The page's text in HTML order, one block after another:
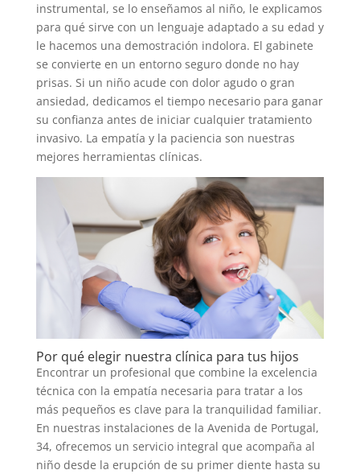
instrumental, se lo enseñamos al niño, le explicamos
para qué sirve con un lenguaje adaptado a su edad y
le hacemos una demostración indolora. El gabinete
se convierte en un entorno seguro donde no hay
prisas. Si un niño acude con dolor agudo o gran
ansiedad, dedicamos el tiempo necesario para ganar
su confianza antes de iniciar cualquier tratamiento
invasivo. La empatía y la paciencia son nuestras
mejores herramientas clínicas.
Por qué elegir nuestra clínica para tus hijos
Encontrar un profesional que combine la excelencia
técnica con la empatía necesaria para tratar a los
más pequeños es clave para la tranquilidad familiar.
En nuestras instalaciones de la Avenida de Portugal,
34, ofrecemos un servicio integral que acompaña al
niño desde la erupción de su primer diente hasta su